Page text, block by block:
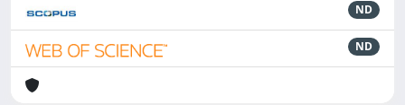
ND
ND